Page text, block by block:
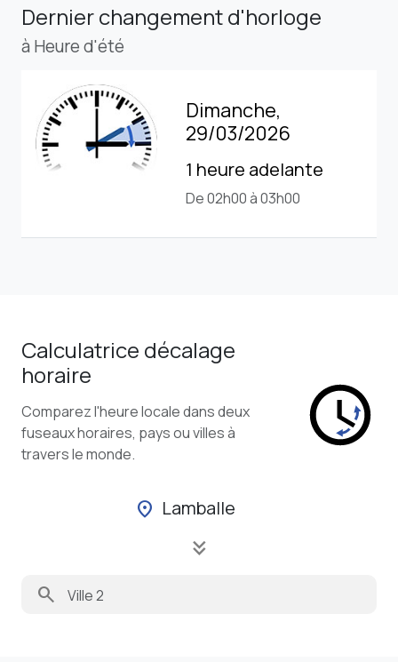
Dernier changement d'horloge
à Heure d'été
Dimanche,
29/03/2026
1 heure adelante
De 02h00 à 03h00
Calculatrice décalage
horaire
Comparez l'heure locale dans deux
fuseaux horaires, pays ou villes à
travers le monde.
location_on Lamballe
keyboard_double_arrow_down
search